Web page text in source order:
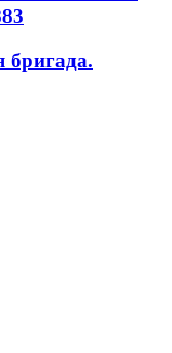
бригада.